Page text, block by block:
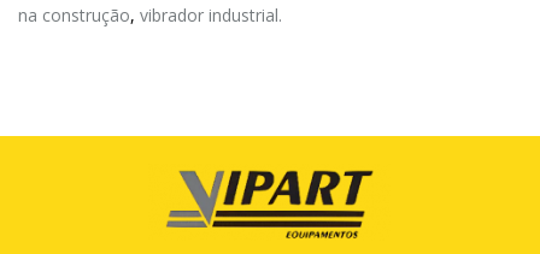
na construção, vibrador industrial.